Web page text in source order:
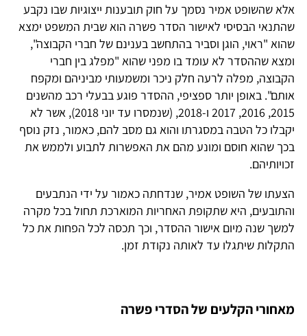
אלא שהשופט אמיר נסמך על חוק תובענות ייצוגיות שבו נקבע
שהתנאי הבסיסי לאישור הסדר פשרה הוא שבית המשפט ימצא
שהוא "ראוי, הוגן וסביר בהתחשב בענינם של חברי הקבוצה",
ומצא שההסדר לא עומד בו מפני שהוא "מפלג בין חברי
הקבוצה, מפלה לרעה חלק ניכר ומשמעותי מביניהם ומקפח
אותם". באופן יותר ספציפי, ההסדר פוגע בבעלי רכב מהשנים
2015, 2016, 2017 ו-2018, (שנמסרו עד יוני 2018), אשר לא
יקבלו כל הטבה במסגרתו והוא גם מסב להם, כאמור, נזק נוסף
בכך שהוא חוסם ומונע מהם את האפשרות לתבוע ולממש את
זכויותיהם.
הצעתו של השופט אמיר, שנדחתה כאמור על ידי הנתבעים
והתובעים, היא שתקופת האחריות המוארכת תחול בכל מקרה
למשך שנה מיום אישור ההסדר, וכך תכסה לכל הפחות את כל
התקלות שיתגלו עד לאותה נקודת זמן.
מאחורי הקלעים של הסדרי פשרה